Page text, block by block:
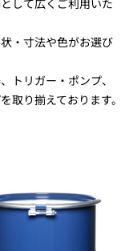
して広くご利用いた
・寸法や色がお選び
トリガー・ポンプ、
取り揃えております。